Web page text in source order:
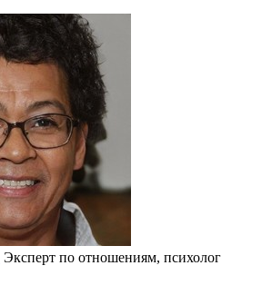
Эксперт по отношениям, психолог